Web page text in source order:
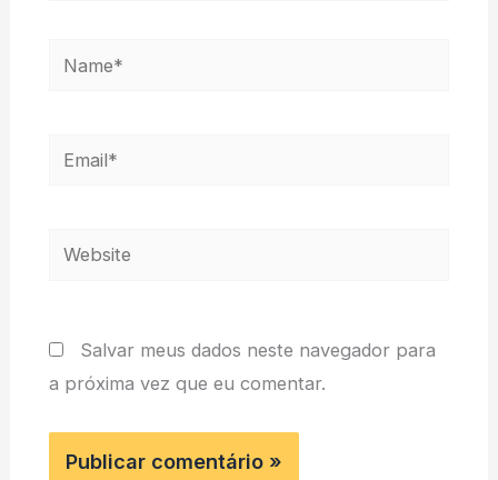
Name*
Email*
Website
Salvar meus dados neste navegador para
a próxima vez que eu comentar.